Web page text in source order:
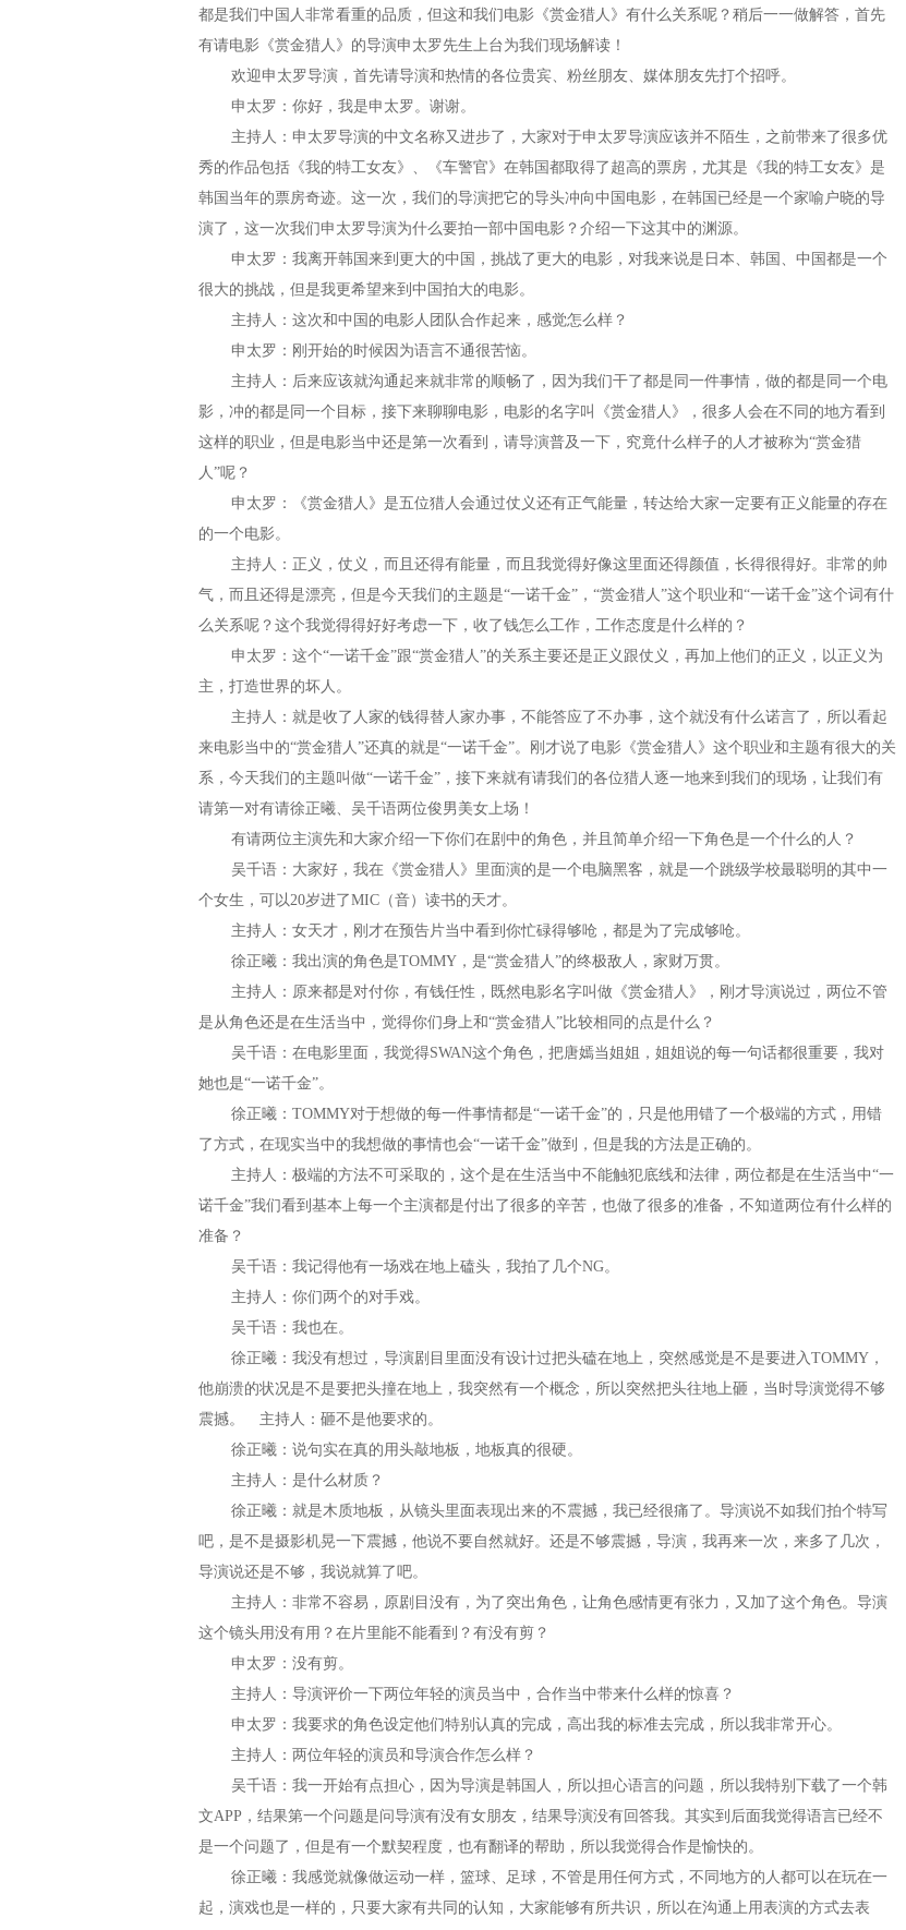
都是我们中国人非常看重的品质，但这和我们电影《赏金猎人》有什么关系呢？稍后一一做解答，首先
有请电影《赏金猎人》的导演申太罗先生上台为我们现场解读！
欢迎申太罗导演，首先请导演和热情的各位贵宾、粉丝朋友、媒体朋友先打个招呼。
申太罗：你好，我是申太罗。谢谢。
主持人：申太罗导演的中文名称又进步了，大家对于申太罗导演应该并不陌生，之前带来了很多优
秀的作品包括《我的特工女友》、《车警官》在韩国都取得了超高的票房，尤其是《我的特工女友》是
韩国当年的票房奇迹。这一次，我们的导演把它的导头冲向中国电影，在韩国已经是一个家喻户晓的导
演了，这一次我们申太罗导演为什么要拍一部中国电影？介绍一下这其中的渊源。
申太罗：我离开韩国来到更大的中国，挑战了更大的电影，对我来说是日本、韩国、中国都是一个
很大的挑战，但是我更希望来到中国拍大的电影。
主持人：这次和中国的电影人团队合作起来，感觉怎么样？
申太罗：刚开始的时候因为语言不通很苦恼。
主持人：后来应该就沟通起来就非常的顺畅了，因为我们干了都是同一件事情，做的都是同一个电
影，冲的都是同一个目标，接下来聊聊电影，电影的名字叫《赏金猎人》，很多人会在不同的地方看到
这样的职业，但是电影当中还是第一次看到，请导演普及一下，究竟什么样子的人才被称为“赏金猎
人”呢？
申太罗：《赏金猎人》是五位猎人会通过仗义还有正气能量，转达给大家一定要有正义能量的存在
的一个电影。
主持人：正义，仗义，而且还得有能量，而且我觉得好像这里面还得颜值，长得很得好。非常的帅
气，而且还得是漂亮，但是今天我们的主题是“一诺千金”，“赏金猎人”这个职业和“一诺千金”这个词有什
么关系呢？这个我觉得得好好考虑一下，收了钱怎么工作，工作态度是什么样的？
申太罗：这个“一诺千金”跟“赏金猎人”的关系主要还是正义跟仗义，再加上他们的正义，以正义为
主，打造世界的坏人。
主持人：就是收了人家的钱得替人家办事，不能答应了不办事，这个就没有什么诺言了，所以看起
来电影当中的“赏金猎人”还真的就是“一诺千金”。刚才说了电影《赏金猎人》这个职业和主题有很大的关
系，今天我们的主题叫做“一诺千金”，接下来就有请我们的各位猎人逐一地来到我们的现场，让我们有
请第一对有请徐正曦、吴千语两位俊男美女上场！
有请两位主演先和大家介绍一下你们在剧中的角色，并且简单介绍一下角色是一个什么的人？
吴千语：大家好，我在《赏金猎人》里面演的是一个电脑黑客，就是一个跳级学校最聪明的其中一
个女生，可以20岁进了MIC（音）读书的天才。
主持人：女天才，刚才在预告片当中看到你忙碌得够呛，都是为了完成够呛。
徐正曦：我出演的角色是TOMMY，是“赏金猎人”的终极敌人，家财万贯。
主持人：原来都是对付你，有钱任性，既然电影名字叫做《赏金猎人》，刚才导演说过，两位不管
是从角色还是在生活当中，觉得你们身上和“赏金猎人”比较相同的点是什么？
吴千语：在电影里面，我觉得SWAN这个角色，把唐嫣当姐姐，姐姐说的每一句话都很重要，我对
她也是“一诺千金”。
徐正曦：TOMMY对于想做的每一件事情都是“一诺千金”的，只是他用错了一个极端的方式，用错
了方式，在现实当中的我想做的事情也会“一诺千金”做到，但是我的方法是正确的。
主持人：极端的方法不可采取的，这个是在生活当中不能触犯底线和法律，两位都是在生活当中“一
诺千金”我们看到基本上每一个主演都是付出了很多的辛苦，也做了很多的准备，不知道两位有什么样的
准备？
吴千语：我记得他有一场戏在地上磕头，我拍了几个NG。
主持人：你们两个的对手戏。
吴千语：我也在。
徐正曦：我没有想过，导演剧目里面没有设计过把头磕在地上，突然感觉是不是要进入TOMMY，
他崩溃的状况是不是要把头撞在地上，我突然有一个概念，所以突然把头往地上砸，当时导演觉得不够
震撼。 主持人：砸不是他要求的。
徐正曦：说句实在真的用头敲地板，地板真的很硬。
主持人：是什么材质？
徐正曦：就是木质地板，从镜头里面表现出来的不震撼，我已经很痛了。导演说不如我们拍个特写
吧，是不是摄影机晃一下震撼，他说不要自然就好。还是不够震撼，导演，我再来一次，来多了几次，
导演说还是不够，我说就算了吧。
主持人：非常不容易，原剧目没有，为了突出角色，让角色感情更有张力，又加了这个角色。导演
这个镜头用没有用？在片里能不能看到？有没有剪？
申太罗：没有剪。
主持人：导演评价一下两位年轻的演员当中，合作当中带来什么样的惊喜？
申太罗：我要求的角色设定他们特别认真的完成，高出我的标准去完成，所以我非常开心。
主持人：两位年轻的演员和导演合作怎么样？
吴千语：我一开始有点担心，因为导演是韩国人，所以担心语言的问题，所以我特别下载了一个韩
文APP，结果第一个问题是问导演有没有女朋友，结果导演没有回答我。其实到后面我觉得语言已经不
是一个问题了，但是有一个默契程度，也有翻译的帮助，所以我觉得合作是愉快的。
徐正曦：我感觉就像做运动一样，篮球、足球，不管是用任何方式，不同地方的人都可以在玩在一
起，演戏也是一样的，只要大家有共同的认知，大家能够有所共识，所以在沟通上用表演的方式去表